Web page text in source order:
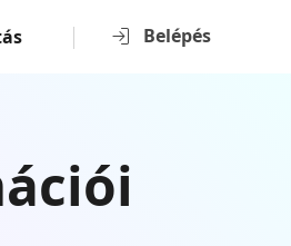
Belépés